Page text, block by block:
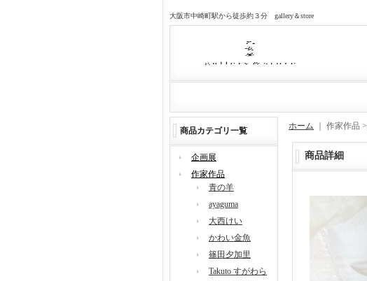
大阪市中崎町駅から徒歩約３分 gallery＆store
商品カテゴリ一覧
企画展
作家作品
青の羊
ayaguma
大西けい
かわい金魚
篠田夕加里
Takuto すがわら
ホーム ｜ 作家作品 >
商品詳細